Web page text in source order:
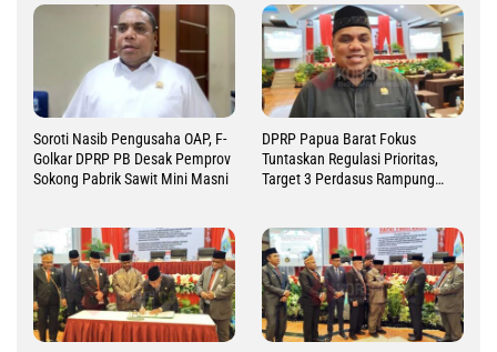
Soroti Nasib Pengusaha OAP, F-
Golkar DPRP PB Desak Pemprov
Sokong Pabrik Sawit Mini Masni
DPRP Papua Barat Fokus
Tuntaskan Regulasi Prioritas,
Target 3 Perdasus Rampung